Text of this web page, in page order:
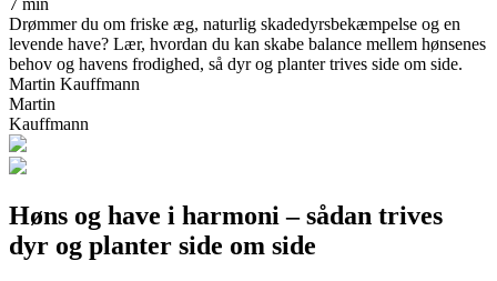
Drømmer du om friske æg, naturlig skadedyrsbekæmpelse og en
levende have? Lær, hvordan du kan skabe balance mellem hønsenes
behov og havens frodighed, så dyr og planter trives side om side.
Martin Kauffmann
Martin
Kauffmann
Høns og have i harmoni – sådan trives
dyr og planter side om side